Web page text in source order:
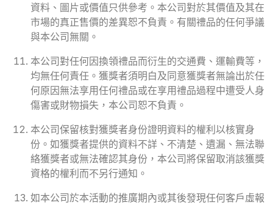
資料、圖片或價值只供參考。本公司對於其價值及其在
市場的真正售價的差異恕不負責。有關禮品的任何爭議
與本公司無關。
本公司對任何因換領禮品而衍生的交通費、運輸費等，
均無任何責任。獲獎者須明白及同意獲獎者無論出於任
何原因無法享用任何禮品或在享用禮品過程中遭受人身
傷害或財物損失，本公司恕不負責。
本公司保留核對獲獎者身份證明資料的權利以核實身
份。如獲獎者提供的資料不詳、不清楚、遺漏、無法聯
絡獲獎者或無法確認其身份，本公司將保留取消該獲獎
資格的權利而不另行通知。
如本公司於本活動的推廣期內或其後發現任何客戶虛報